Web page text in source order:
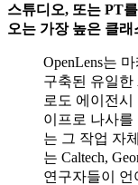
스튜디오, 또는 PT
오는 가장 높은 클
OpenLens는
구축된 유일
로도 에이전
이프로 나사
는 그 작업 자
는 Caltech,
연구자들이